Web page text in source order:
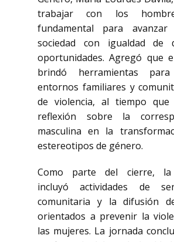
trabajar con los
fundamental para
sociedad con igualdad de
oportunidades. Agregó que
brindó herramientas
entornos familiares y
de violencia, al tiempo que
reflexión sobre la
masculina en la
estereotipos de género.
Como parte del cierre, la
incluyó actividades de
comunitaria y la difusión
orientados a prevenir la
las mujeres. La jornada